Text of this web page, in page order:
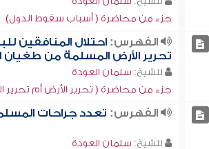
جزء من محاضرة ( أسباب سقوط الدول)
الفهرس: احتلال المنافقين
تحرير الأرض المسلمة من طغيان
للشيخ: سلمان العودة
جزء من محاضرة ( تحرير الأرض أم تحرير
الفهرس: تعدد جراحات
للشيخ: سلمان العودة